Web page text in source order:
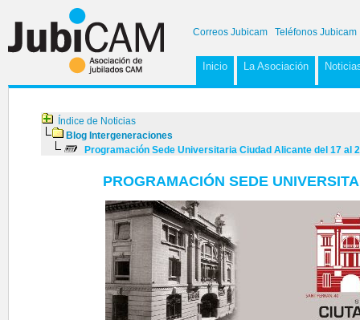
Correos Jubicam Teléfonos Jubicam
Inicio La Asociación
Índice de Noticias
Blog Intergeneraciones
Programación Sede Universitaria Ciudad Alicante del 17 al
PROGRAMACIÓN SEDE